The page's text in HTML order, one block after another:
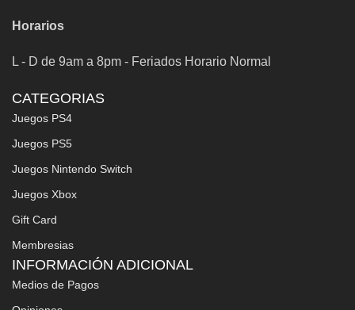
Horarios
L - D de 9am a 8pm - Feriados Horario Normal
CATEGORIAS
Juegos PS4
Juegos PS5
Juegos Nintendo Switch
Juegos Xbox
Gift Card
Membresias
INFORMACIÓN ADICIONAL
Medios de Pagos